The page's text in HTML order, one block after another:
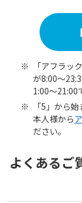
※
「アフラッ
が8:00〜
1:00〜21:00
※
「5」から
本人様から
ださい。
よくあるご